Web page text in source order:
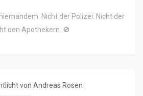
Nicht der Polizei. Nicht der
den Apothekern. 🚫
von Andreas Rosen